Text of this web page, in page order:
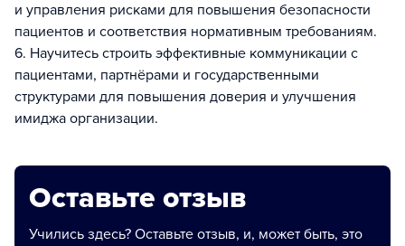
и управления рисками для повышения безопасности
пациентов и соответствия нормативным требованиям.
6. Научитесь строить эффективные коммуникации с
пациентами, партнёрами и государственными
структурами для повышения доверия и улучшения
имиджа организации.
Оставьте отзыв
Учились здесь? Оставьте отзыв, и, может быть, это